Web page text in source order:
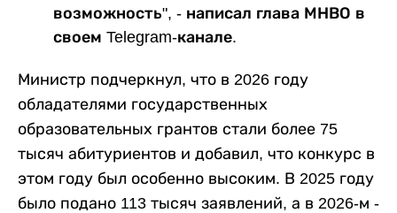
возможность", - написал глава МНВО в
своем Telegram-канале.
Министр подчеркнул, что в 2026 году
обладателями государственных
образовательных грантов стали более 75
тысяч абитуриентов и добавил, что конкурс в
этом году был особенно высоким. В 2025 году
было подано 113 тысяч заявлений, а в 2026-м -